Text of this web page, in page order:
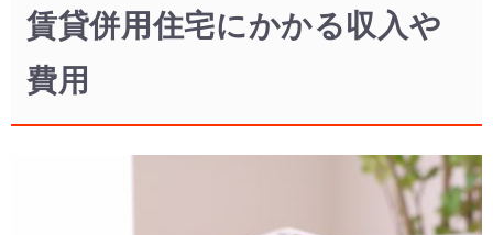
賃貸併用住宅にかかる収入や
費用